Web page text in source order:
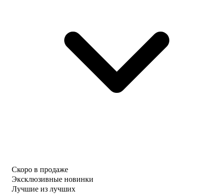
Скоро в продаже
Эксклюзивные новинки
Лучшие из лучших